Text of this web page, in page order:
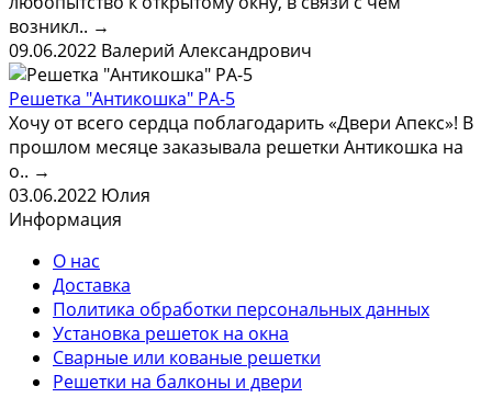
возникл.. →
09.06.2022 Валерий Александрович
Решетка "Антикошка" РА-5
Хочу от всего сердца поблагодарить «Двери Апекс»! В
прошлом месяце заказывала решетки Антикошка на
о.. →
03.06.2022 Юлия
Информация
О нас
Доставка
Политика обработки персональных данных
Установка решеток на окна
Сварные или кованые решетки
Решетки на балконы и двери